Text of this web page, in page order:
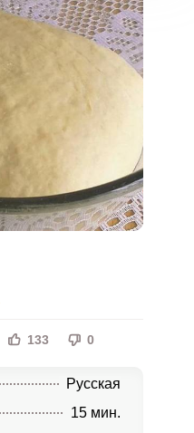
133 0
Русская
15 мин.